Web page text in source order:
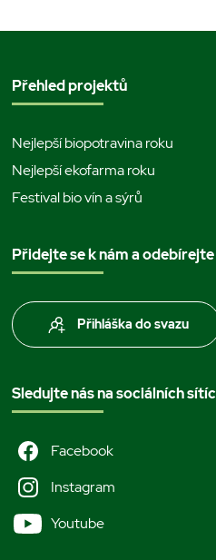
Přehled projektů
Nejlepší biopotravina roku
Nejlepší ekofarma roku
Festival bio vín a sýrů
Přidejte se k nám a
Přihláška do svazu
Sledujte nás na sociálních
Facebook
Instagram
Youtube